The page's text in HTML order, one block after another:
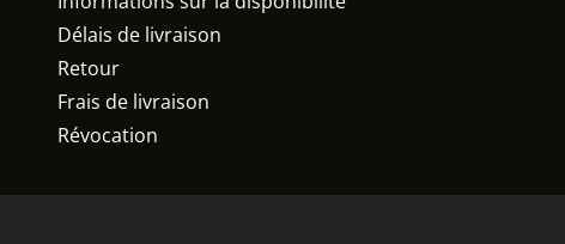
Délais de livraison
Retour
Frais de livraison
Révocation